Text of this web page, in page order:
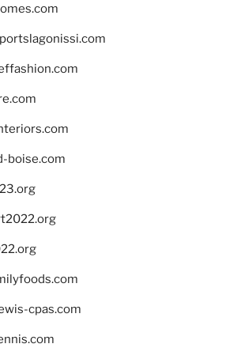
boise.com
cpas.com